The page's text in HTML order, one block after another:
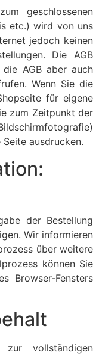
geschlossenen
etc.) wird von uns
jedoch keinen
Die AGB
AGB aber auch
Wenn Sie die
für eigene
zum Zeitpunkt der
ausdrucken.
der Bestellung
Wir informieren
über weitere
können Sie
Browser-Fensters
vollständigen